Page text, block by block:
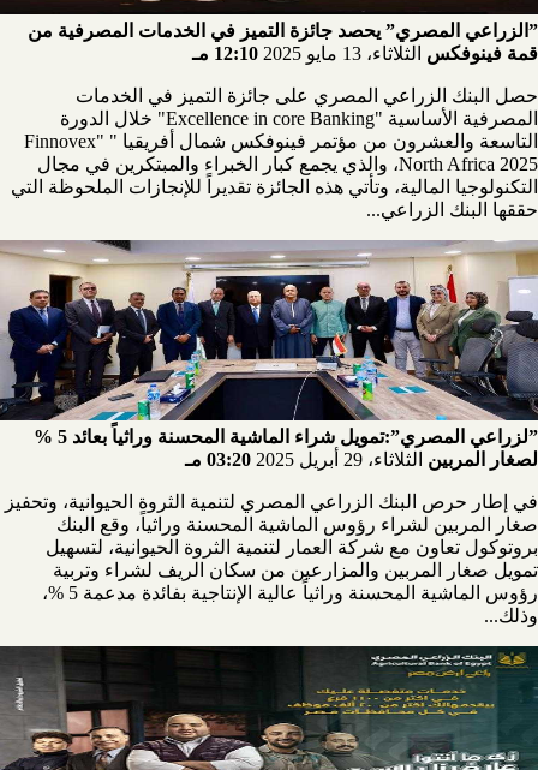
”الزراعي المصري” يحصد جائزة التميز في الخدمات المصرفية من
قمة فينوفكس الثلاثاء، 13 مايو 2025 12:10 مـ
حصل البنك الزراعي المصري على جائزة التميز في الخدمات
المصرفية الأساسية "Excellence in core Banking" خلال الدورة
التاسعة والعشرون من مؤتمر فينوفكس شمال أفريقيا " "Finnovex
North Africa 2025، والذي يجمع كبار الخبراء والمبتكرين في مجال
التكنولوجيا المالية، وتأتي هذه الجائزة تقديراً للإنجازات الملحوظة التي
حققها البنك الزراعي...
”لزراعي المصري”:تمويل شراء الماشية المحسنة وراثياً بعائد 5 %
لصغار المربين الثلاثاء، 29 أبريل 2025 03:20 مـ
في إطار حرص البنك الزراعي المصري لتنمية الثروة الحيوانية، وتحفيز
صغار المربين لشراء رؤوس الماشية المحسنة وراثياً، وقع البنك
بروتوكول تعاون مع شركة العمار لتنمية الثروة الحيوانية، لتسهيل
تمويل صغار المربين والمزارعين من سكان الريف لشراء وتربية
رؤوس الماشية المحسنة وراثياً عالية الإنتاجية بفائدة مدعمة 5 %،
وذلك...